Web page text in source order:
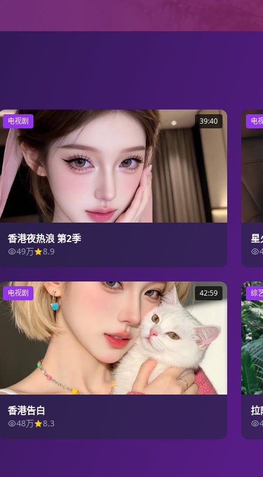
电视剧 39:40
香港夜热浪 第2季
49万 8.9
电
星
电视剧 42:59
香港告白
48万 8.3
综
拉